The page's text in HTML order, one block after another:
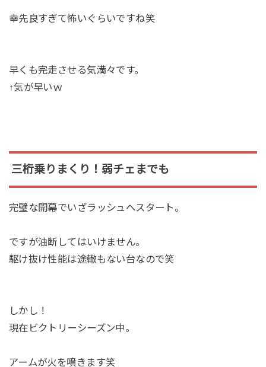
幸先良すぎて怖いぐらいですね笑
早くも完走させる気満々です。
↑気が早いｗ
三桁乗りまくり！弱チェまでも
完璧な開幕でいざラッシュへスタート。
ですが油断してはいけません。
駆け抜け性能は途轍もない台なので笑
しかし！
現在ビクトリーシーズン中。
アームが火を噴きます笑